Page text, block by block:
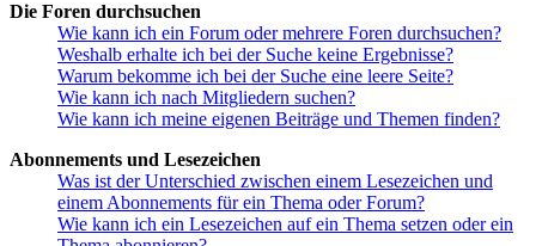
Die Foren durchsuchen
Wie kann ich ein Forum oder mehrere Foren durchsuchen?
Weshalb erhalte ich bei der Suche keine Ergebnisse?
Warum bekomme ich bei der Suche eine leere Seite?
Wie kann ich nach Mitgliedern suchen?
Wie kann ich meine eigenen Beiträge und Themen finden?
Abonnements und Lesezeichen
Was ist der Unterschied zwischen einem Lesezeichen und
einem Abonnements für ein Thema oder Forum?
Wie kann ich ein Lesezeichen auf ein Thema setzen oder ein